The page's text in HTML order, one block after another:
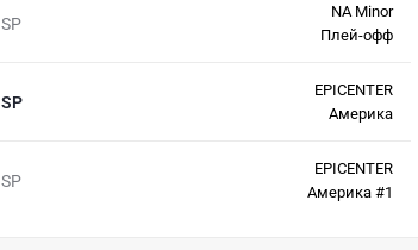
SP
NA Minor
Плей-офф
SP
EPICENTER
Америка
SP
EPICENTER
Америка #1